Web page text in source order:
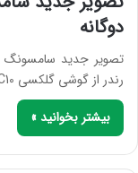
دوگانه
رندر از گوشی گلکسی C10 انتشار یافته است…
بیشتر بخوانید »